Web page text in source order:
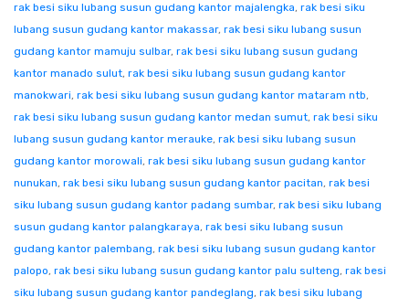
rak besi siku lubang susun gudang kantor majalengka, rak besi siku
lubang susun gudang kantor makassar, rak besi siku lubang susun
gudang kantor mamuju sulbar, rak besi siku lubang susun gudang
kantor manado sulut, rak besi siku lubang susun gudang kantor
manokwari, rak besi siku lubang susun gudang kantor mataram ntb,
rak besi siku lubang susun gudang kantor medan sumut, rak besi siku
lubang susun gudang kantor merauke, rak besi siku lubang susun
gudang kantor morowali, rak besi siku lubang susun gudang kantor
nunukan, rak besi siku lubang susun gudang kantor pacitan, rak besi
siku lubang susun gudang kantor padang sumbar, rak besi siku lubang
susun gudang kantor palangkaraya, rak besi siku lubang susun
gudang kantor palembang, rak besi siku lubang susun gudang kantor
palopo, rak besi siku lubang susun gudang kantor palu sulteng, rak besi
siku lubang susun gudang kantor pandeglang, rak besi siku lubang